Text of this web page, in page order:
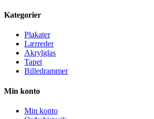
Kategorier
Plakater
Lærreder
Akrylglas
Tapet
Billedrammer
Min konto
Min konto